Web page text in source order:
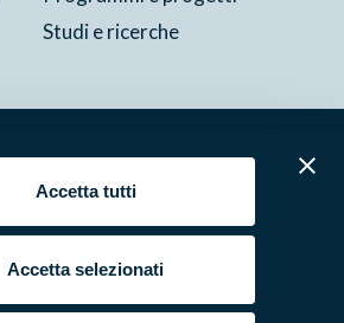
Accetta tutti
Accetta selezionati
Studi e ricerche